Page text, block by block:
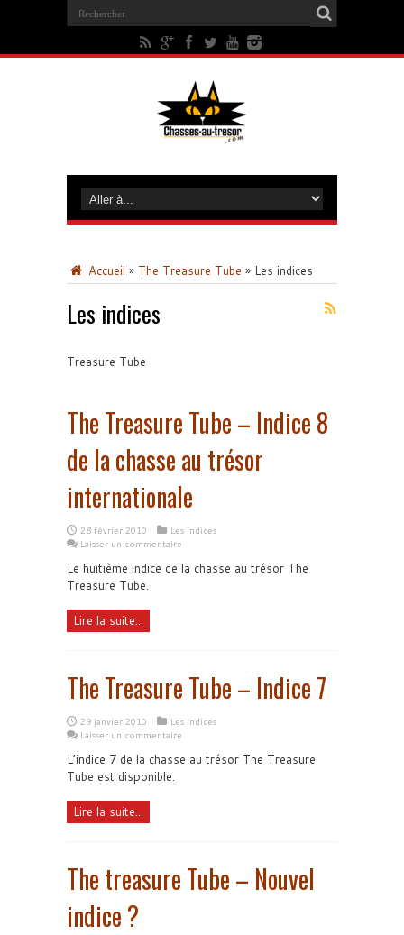
Accueil » The Treasure Tube » Les indices
Les indices
Treasure Tube
The Treasure Tube – Indice 8
de la chasse au trésor
internationale
28 février 2010
Les indices
Laisser un commentaire
Le huitième indice de la chasse au trésor The
Treasure Tube.
Lire la suite...
The Treasure Tube – Indice 7
29 janvier 2010
Les indices
Laisser un commentaire
L’indice 7 de la chasse au trésor The Treasure
Tube est disponible.
Lire la suite...
The treasure Tube – Nouvel
indice ?